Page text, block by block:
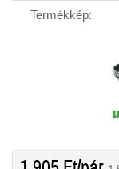
Termékkép: